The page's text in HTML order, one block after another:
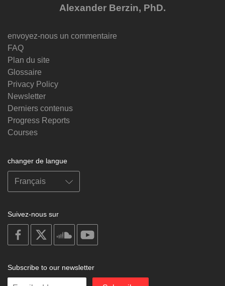
Alexander Berzin, PhD.
envoyez-nous un commentaire
FAQ
Plan du site
Glossaire
Privacy Policy
Newsletter
Derniers contenus
Progress Reports
Courses
changer de langue
Suivez-nous sur
on
facebook
soundcloud
Subscribe to our newsletter
Enter